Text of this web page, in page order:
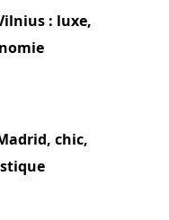
: luxe,
chic,